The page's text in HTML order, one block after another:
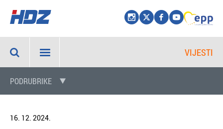
VIJESTI
PODRUBRIKE
16. 12. 2024.